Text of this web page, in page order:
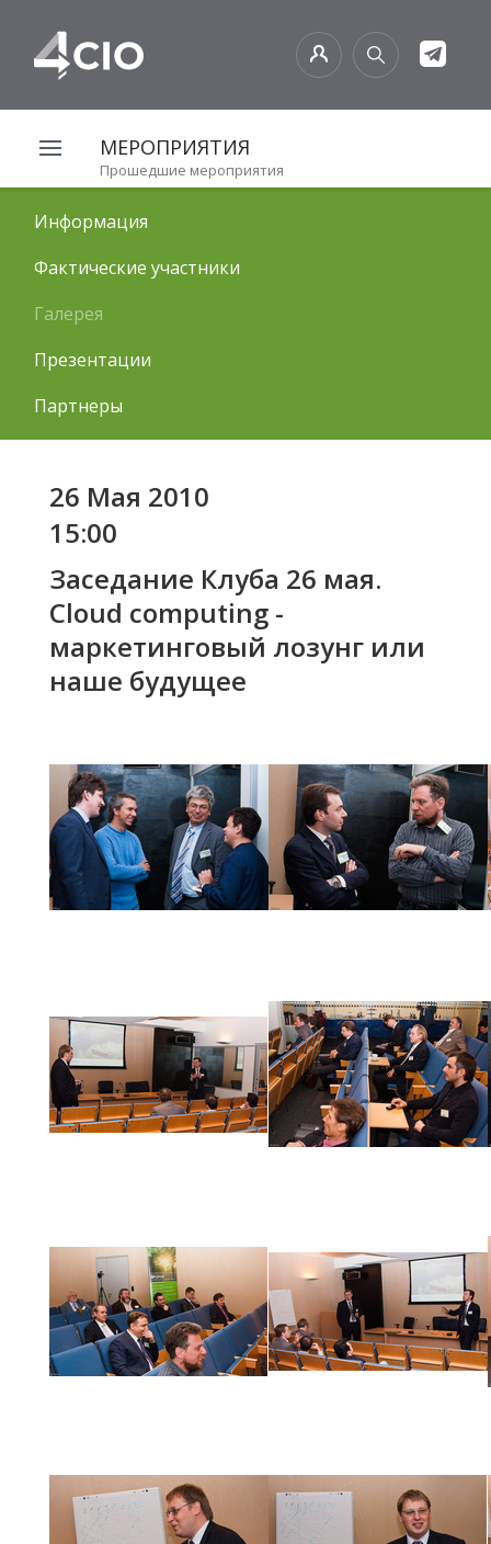
МЕРОПРИЯТИЯ
Прошедшие мероприятия
Информация
Фактические участники
Галерея
Презентации
Партнеры
26 Мая 2010
15:00
Заседание Клуба 26 мая.
Cloud computing -
маркетинговый лозунг или
наше будущее